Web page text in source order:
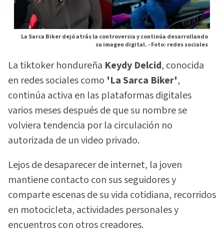
La Sarca Biker dejó atrás la controversia y continúa desarrollando
su imagen digital. -Foto: redes sociales
La tiktoker hondureña Keydy Delcid, conocida
en redes sociales como 'La Sarca Biker',
continúa activa en las plataformas digitales
varios meses después de que su nombre se
volviera tendencia por la circulación no
autorizada de un video privado.
Lejos de desaparecer de internet, la joven
mantiene contacto con sus seguidores y
comparte escenas de su vida cotidiana, recorridos
en motocicleta, actividades personales y
encuentros con otros creadores.